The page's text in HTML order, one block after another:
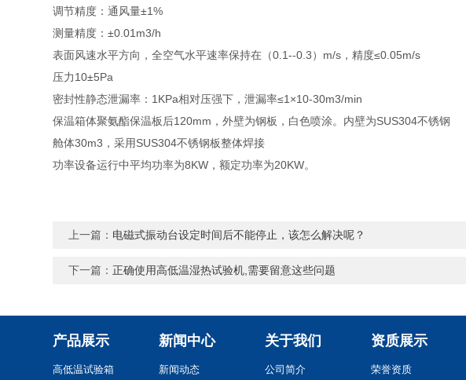
调节精度：通风量±1%
测量精度：±0.01m3/h
表面风速水平方向，全空气水平速率保持在（0.1--0.3）m/s，精度≤0.05m/s
压力10±5Pa
密封性静态泄漏率：1KPa相对压强下，泄漏率≤1×10-30m3/min
保温箱体聚氨酯保温板后120mm，外壁为钢板，白色喷涂。内壁为SUS304不锈钢
舱体30m3，采用SUS304不锈钢板整体焊接
功率设备运行中平均功率为8KW，额定功率为20KW。
上一篇： 电磁式振动台设定时间后不能停止，该怎么解决呢？
下一篇：正确使用高低温湿热试验机,需要留意这些问题
产品展示
高低温试验箱
新闻中心
新闻动态
关于我们
公司简介
资质展示
荣誉资质